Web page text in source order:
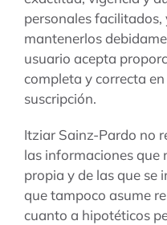
personales facilitados,
mantenerlos
usuario acepta
completa y correcta
suscripción.
Itziar Sainz-Pardo no
las informaciones que
propia y de las que se
que tampoco asume
cuanto a hipotéticos